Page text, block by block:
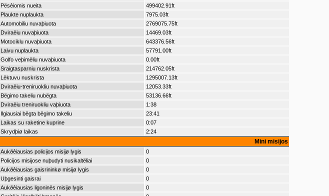
Pësèiomis nueita
499402.91ft
Plaukte nuplaukta
7975.03ft
Automobiliu nuvaþiuota
2769075.75ft
Dviraèiu nuvaþiuota
14469.03ft
Motociklu nuvaþiuota
643376.56ft
Laivu nuplaukta
57791.00ft
Golfo veþimëliu nuvaþiuota
0.00ft
Sraigtasparniu nuskrista
214762.05ft
Lëktuvu nuskrista
1295007.13ft
Dviraèiu-treniruokliu nuvaþiuota
12053.33ft
Bëgimo takeliu nubëgta
53136.66ft
Dviraèiu treniruokliu vaþiuota
1:38
Ilgiausiai bëgta bëgimo takeliu
23:41
Laikas su raketine kuprine
0:07
Skrydþiø laikas
2:24
Mini misijos
Aukðèiausias policijos misijø lygis
0
Policijos misijose nuþudyti nusikaltëliai
0
Aukðèiausias gaisrininkø misijø lygis
0
Uþgesinti gaisrai
0
Aukðèiausias ligoninës misijø lygis
0